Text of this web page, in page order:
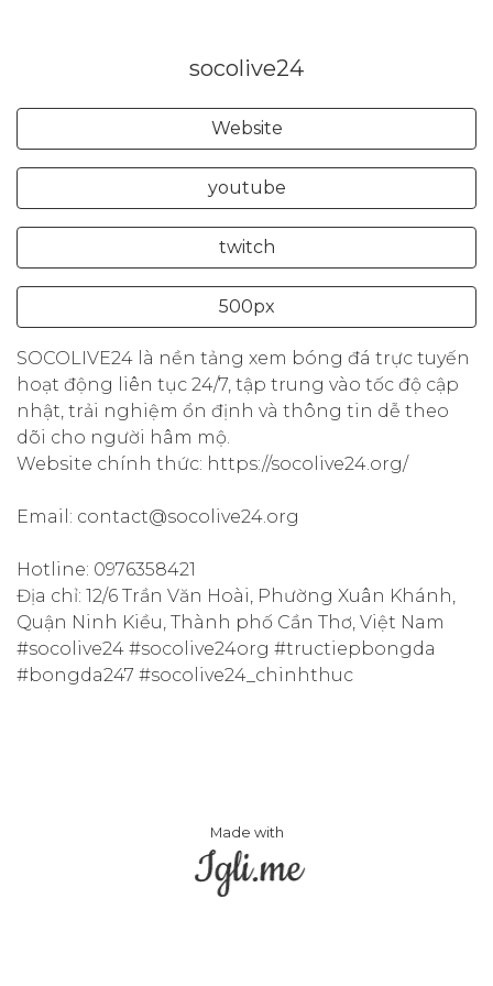
socolive24
Website
youtube
twitch
500px
SOCOLIVE24 là nền tảng xem bóng đá trực tuyến
hoạt động liên tục 24/7, tập trung vào tốc độ cập
nhật, trải nghiệm ổn định và thông tin dễ theo
dõi cho người hâm mộ.
Website chính thức: https://socolive24.org/
Email: contact@socolive24.org
Hotline: 0976358421
Địa chỉ: 12/6 Trần Văn Hoài, Phường Xuân Khánh,
Quận Ninh Kiều, Thành phố Cần Thơ, Việt Nam
#socolive24 #socolive24org #tructiepbongda
#bongda247 #socolive24_chinhthuc
Made with